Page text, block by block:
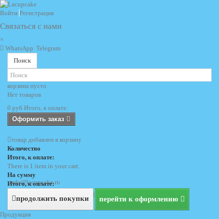
Войти Регистрация
info@lacupcake.ru
+7 (495) 729 69 62
+7 (903) 729 69 62
Связаться с нами
×
WhatsApp Telegram
Поиск
корзина пусто
Нет товаров
0 руб Итого, к оплате:
Оформить заказ
товар добавлен в корзину
Количество
Итого, к оплате:
There is 1 item in your cart.
На сумму
Итого, к оплате:
продолжить покупки перейти к оформлению
Продукция